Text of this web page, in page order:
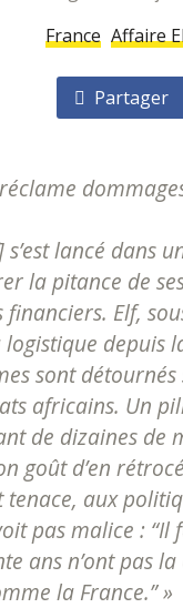
France Affaire
Partager
s’est lancé
la pitance de
Elf,
depuis
sont détournés
africains. Un
de dizaines de
goût d’en
aux
pas malice :
ans n’ont pas
la France.” »